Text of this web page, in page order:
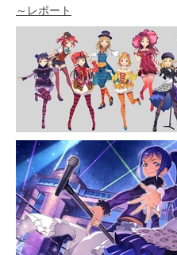
～レポート